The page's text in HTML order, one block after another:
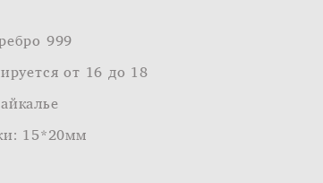
999
от 16 до 18
15*20мм